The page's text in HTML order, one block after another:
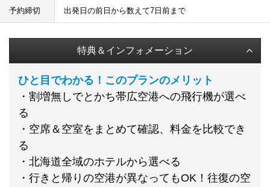
予約締切 出発日の前日から数えて7日前まで
特典＆インフォメーション
ひと目でわかる！このプランのメリット
・割増無しでとかち帯広空港への飛行機が選べ
る
・空席＆空室をまとめて確認、料金を比較でき
る
・北海道全域のホテルから選べる
・行きと帰りの空港が異なってもOK！往復の空